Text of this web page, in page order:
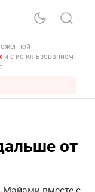
и с использованием
от